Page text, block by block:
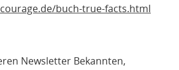
buch-true-facts.html
Newsletter Bekannten,